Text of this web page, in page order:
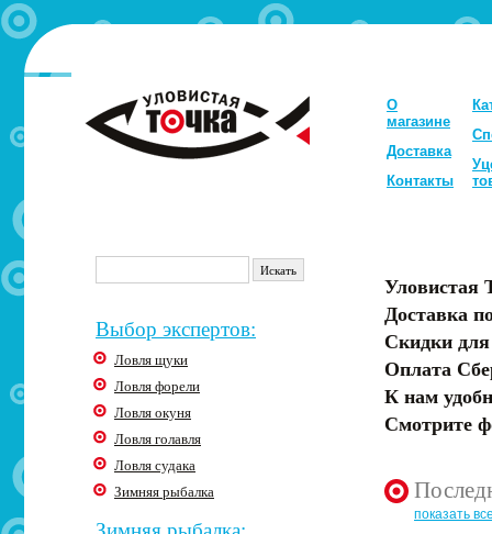
О
магазине
Доставка
Контакты
Выбор экспертов:
Ловля щуки
Ловля форели
Ловля окуня
Ловля голавля
Ловля судака
Зимняя рыбалка
Уловистая
Доставка
Скидки
Оплата
К нам
Смотрите
показать